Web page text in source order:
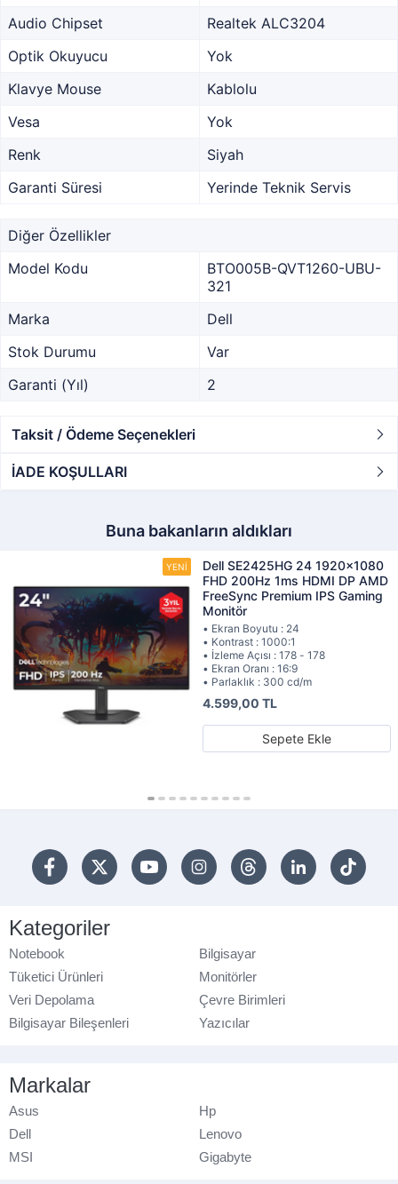
Audio Chipset
Realtek ALC3204
Optik Okuyucu
Yok
Klavye Mouse
Kablolu
Vesa
Yok
Renk
Siyah
Garanti Süresi
Yerinde Teknik Servis
Diğer Özellikler
Model Kodu
BTO005B-QVT1260-UBU-
321
Marka
Dell
Stok Durumu
Var
Garanti (Yıl)
2
Taksit / Ödeme Seçenekleri
İADE KOŞULLARI
Buna bakanların aldıkları
Dell SE2425HG 24 1920x1080
FHD 200Hz 1ms HDMI DP AMD
FreeSync Premium IPS Gaming
Monitör
• Ekran Boyutu : 24
• Kontrast : 1000:1
• İzleme Açısı : 178 - 178
• Ekran Oranı : 16:9
• Parlaklık : 300 cd/m
4.599,00 TL
Sepete Ekle
Kategoriler
Notebook
Bilgisayar
Tüketici Ürünleri
Monitörler
Veri Depolama
Çevre Birimleri
Bilgisayar Bileşenleri
Yazıcılar
Markalar
Asus
Hp
Dell
Lenovo
MSI
Gigabyte